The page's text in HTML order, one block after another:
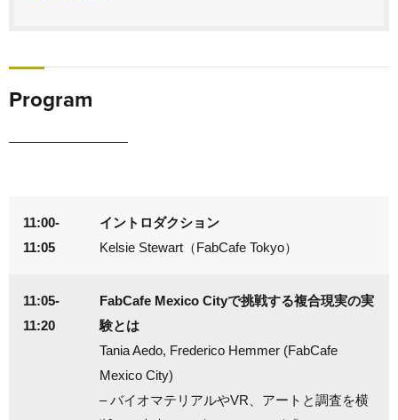
Program
11:00-
11:05
イントロダクション
Kelsie Stewart（FabCafe Tokyo）
11:05-
11:20
FabCafe Mexico Cityで挑戦する複合現実の実
験とは
Tania Aedo, Frederico Hemmer (FabCafe
Mexico City)
– バイオマテリアルやVR、アートと調査を横